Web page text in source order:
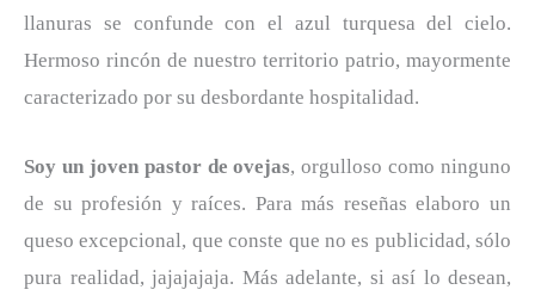
llanuras se confunde con el azul turquesa del cielo.
Hermoso rincón de nuestro territorio patrio, mayormente
caracterizado por su desbordante hospitalidad.
Soy un joven pastor de ovejas, orgulloso como ninguno
de su profesión y raíces. Para más reseñas elaboro un
queso excepcional, que conste que no es publicidad, sólo
pura realidad, jajajajaja. Más adelante, si así lo desean,